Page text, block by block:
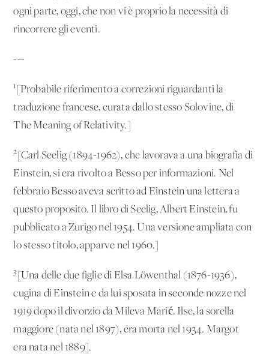
ogni parte, oggi, che non vi è proprio la necessità di
rincorrere gli eventi.
---
1 [Probabile riferimento a correzioni riguardanti la
traduzione francese, curata dallo stesso Solovine, di
The Meaning of Relativity.]
2 [Carl Seelig (1894-1962), che lavorava a una biografia di
Einstein, si era rivolto a Besso per informazioni. Nel
febbraio Besso aveva scritto ad Einstein una lettera a
questo proposito. Il libro di Seelig, Albert Einstein, fu
pubblicato a Zurigo nel 1954. Una versione ampliata con
lo stesso titolo, apparve nel 1960.]
3 [Una delle due figlie di Elsa Löwenthal (1876-1936),
cugina di Einstein e da lui sposata in seconde nozze nel
1919 dopo il divorzio da Mileva Marić. Ilse, la sorella
maggiore (nata nel 1897), era morta nel 1934. Margot
era nata nel 1889].